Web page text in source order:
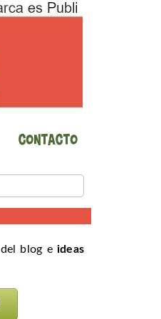
Contacto
del blog e ideas